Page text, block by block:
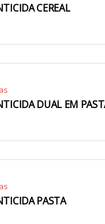
CEREAL
DUAL EM
PASTA